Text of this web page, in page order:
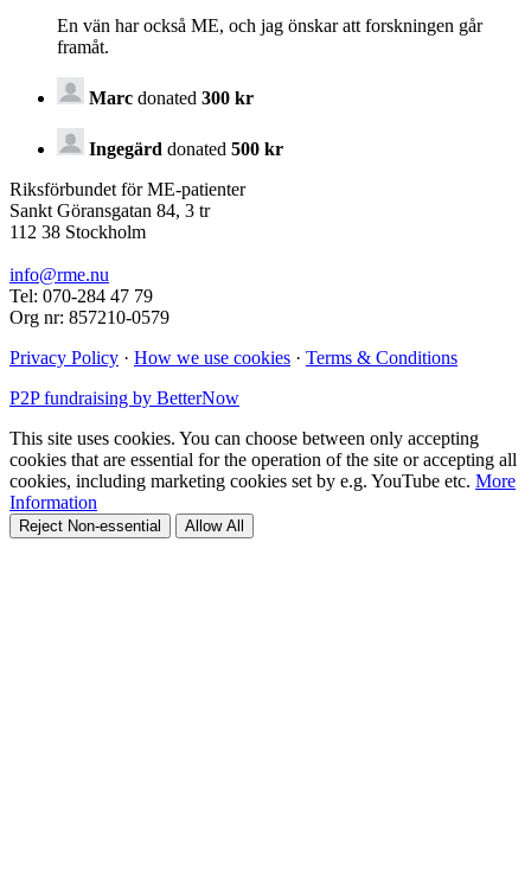
En vän har också ME, och jag önskar att forskningen går
framåt.
Marc donated 300 kr
Ingegärd donated 500 kr
Riksförbundet för ME-patienter
Sankt Göransgatan 84, 3 tr
112 38 Stockholm
info@rme.nu
Tel: 070-284 47 79
Org nr: 857210-0579
Privacy Policy · How we use cookies · Terms & Conditions
P2P fundraising by BetterNow
This site uses cookies. You can choose between only accepting
cookies that are essential for the operation of the site or accepting all
cookies, including marketing cookies set by e.g. YouTube etc. More
Information
Reject Non-essential Allow All